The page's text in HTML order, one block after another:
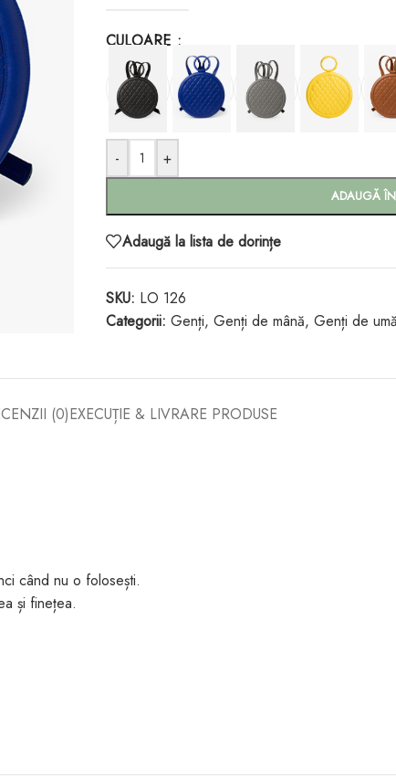
CULOARE
- +
ADAUGĂ
Adaugă la lista de dorințe
SKU: LO 126
Categorii: Genți, Genți de mână, Genți de
(0)EXECUȚIE & LIVRARE PRODUSE
când nu o folosești.
și finețea.